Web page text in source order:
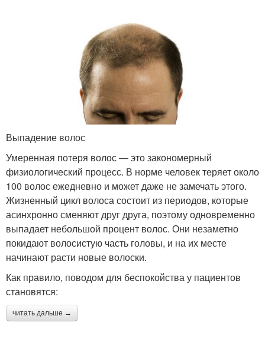
Выпадение волос
Умеренная потеря волос — это закономерный
физиологический процесс. В норме человек теряет около
100 волос ежедневно и может даже не замечать этого.
Жизненный цикл волоса состоит из периодов, которые
асинхронно сменяют друг друга, поэтому одновременно
выпадает небольшой процент волос. Они незаметно
покидают волосистую часть головы, и на их месте
начинают расти новые волоски.
Как правило, поводом для беспокойства у пациентов
становятся:
читать дальше →